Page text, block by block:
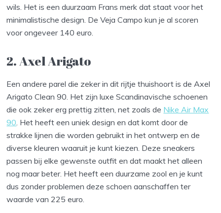
wils. Het is een duurzaam Frans merk dat staat voor het
minimalistische design. De Veja Campo kun je al scoren
voor ongeveer 140 euro.
2. Axel Arigato
Een andere parel die zeker in dit rijtje thuishoort is de Axel
Arigato Clean 90. Het zijn luxe Scandinavische schoenen
die ook zeker erg prettig zitten, net zoals de Nike Air Max
90 . Het heeft een uniek design en dat komt door de
strakke lijnen die worden gebruikt in het ontwerp en de
diverse kleuren waaruit je kunt kiezen. Deze sneakers
passen bij elke gewenste outfit en dat maakt het alleen
nog maar beter. Het heeft een duurzame zool en je kunt
dus zonder problemen deze schoen aanschaffen ter
waarde van 225 euro.